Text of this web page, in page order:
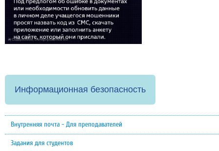
Информационная безопасность
Внутренняя почта - Для преподавателей
Задания для студентов